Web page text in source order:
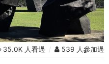
35.0K 人看過 / 539 人參加過